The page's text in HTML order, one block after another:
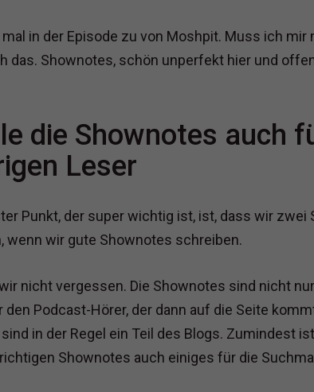
in der Episode zu von Moshpit. Muss ich
das. Shownotes, schön unperfekt hier und
die Shownotes auch
Leser
Punkt, der super wichtig ist, ist, dass wir zwei
wenn wir gute Shownotes schreiben.
nicht vergessen. Die Shownotes sind nicht
den Podcast-Hörer, der dann auf die Seite
in der Regel ein Teil des Blogs. Zumindest
Shownotes auch einiges für die